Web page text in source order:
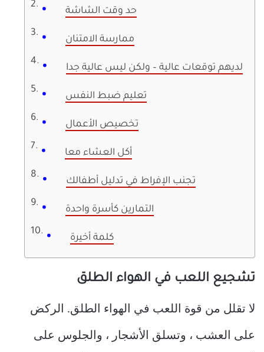
حد وقت الشاشة
ممارسة الامتنان
لديهم توقعات عالية – ولكن ليس عالية جدا
تعليم ضبط النفس
تخصيص الأعمال
أكل العشاء معا
تجنب الإفراط في تدليل أطفالك
التمارين كأسرة واحدة
كلمة أخيرة
تشجيع اللعب في الهواء الطلق
لا تقلل من قوة اللعب في الهواء الطلق. الركض
على العشب ، وتسلق الأشجار ، والجلوس على